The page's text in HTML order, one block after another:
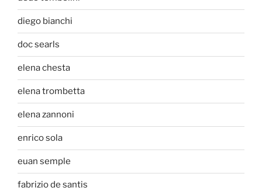
diego bianchi
doc searls
elena chesta
elena trombetta
elena zannoni
enrico sola
euan semple
fabrizio de santis